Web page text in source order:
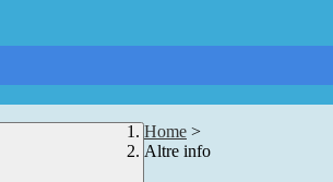
Home >
Altre info